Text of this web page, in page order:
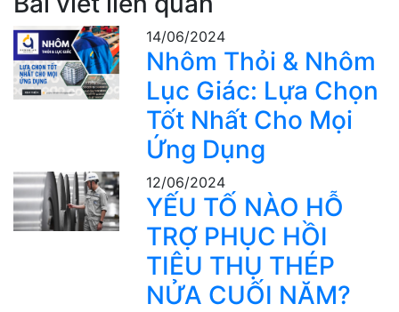
14/06/2024
Nhôm Thỏi & Nhôm
Lục Giác: Lựa Chọn
Tốt Nhất Cho Mọi
Ứng Dụng
12/06/2024
YẾU TỐ NÀO HỖ
TRỢ PHỤC HỒI
TIÊU THỤ THÉP
NỬA CUỐI NĂM?